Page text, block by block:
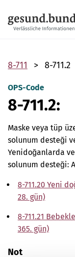
8-711 8-711.2
OPS-Code
8-711.2:
Maske veya tüp
solunum desteği
Yenidoğanlarda
solunum desteği:
8-711.20 Yeni
28. gün)
8-711.21
365. gün)
Not